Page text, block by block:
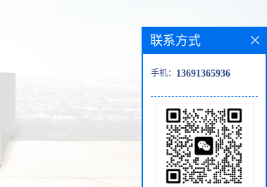
联系方式
手机： 13691365936